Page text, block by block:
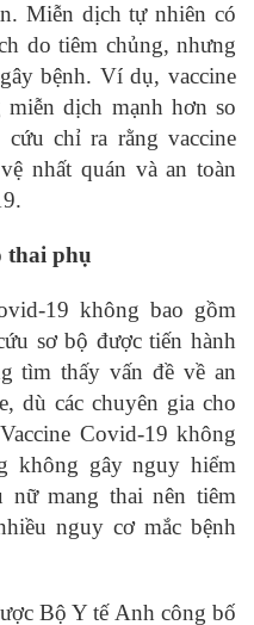
Miễn dịch tự nhiên có
do tiêm chủng, nhưng
bệnh. Ví dụ, vaccine
dịch mạnh hơn so
chỉ ra rằng vaccine
nhất quán và an toàn
thai phụ
19 không bao gồm
sơ bộ được tiến hành
tìm thấy vấn đề về an
dù các chuyên gia cho
Covid-19 không
không gây nguy hiểm
mang thai nên tiêm
nguy cơ mắc bệnh
Bộ Y tế Anh công bố